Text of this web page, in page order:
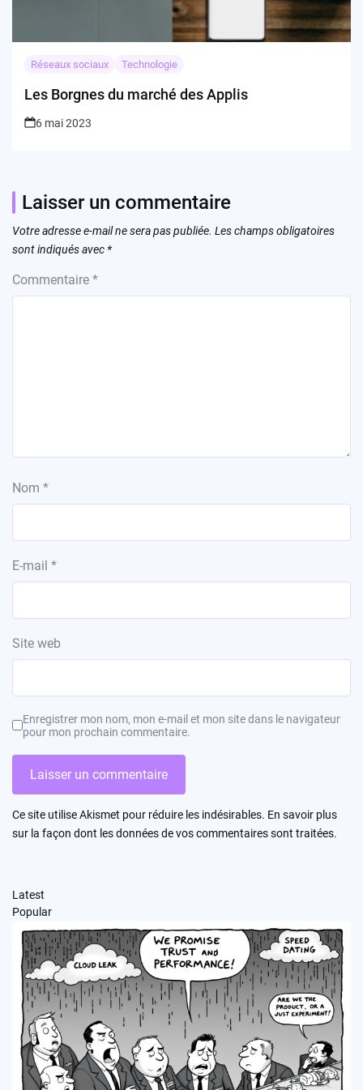
Réseaux sociaux Technologie
Les Borgnes du marché des Applis
6 mai 2023
Laisser un commentaire
Votre adresse e-mail ne sera pas publiée. Les champs obligatoires
sont indiqués avec *
Commentaire *
Nom *
E-mail *
Site web
Enregistrer mon nom, mon e-mail et mon site dans le navigateur
pour mon prochain commentaire.
Ce site utilise Akismet pour réduire les indésirables. En savoir plus
sur la façon dont les données de vos commentaires sont traitées.
Latest
Popular